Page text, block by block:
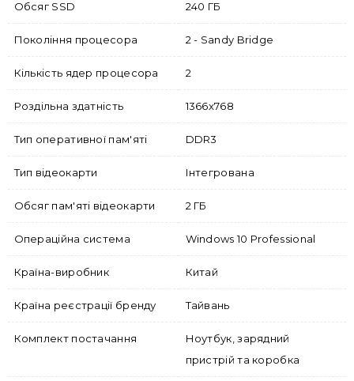
Обсяг SSD 240 ГБ
Покоління процесора 2 - Sandy Bridge
Кількість ядер процесора 2
Роздільна здатність 1366x768
Тип оперативної пам'яті DDR3
Тип відеокарти Інтегрована
Обсяг пам'яті відеокарти 2 ГБ
Операційна система Windows 10 Professional
Країна-виробник Китай
Країна реєстрації бренду Тайвань
Комплект постачання
Ноутбук, зарядний
пристрій та коробка